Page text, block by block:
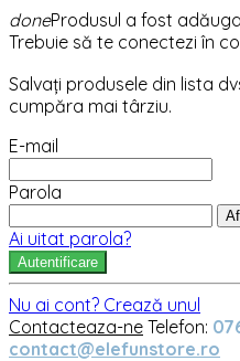
doneProdusul a fost
Trebuie să te conectezi în
Salvați produsele din lista
cumpăra mai târziu.
E-mail
Parola
Ai uitat parola?
Autentificare
Nu ai cont? Crează unul
Contacteaza-ne Telefon:
contact@elefunstore.ro